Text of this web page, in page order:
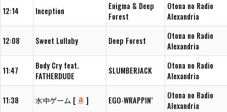
12:14 Inception
Enigma & Deep
Forest
Otona no Radio
Alexandria
12:08 Sweet Lullaby Deep Forest
Otona no Radio
Alexandria
11:47
Body Cry feat.
FATHERDUDE
SLUMBERJACK
Otona no Radio
Alexandria
11:38 水中ゲーム [ ] EGO-WRAPPIN’
Otona no Radio
Alexandria